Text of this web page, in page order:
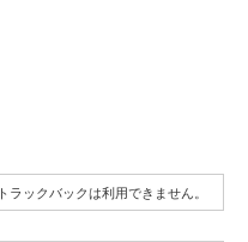
トラックバックは利用できません。